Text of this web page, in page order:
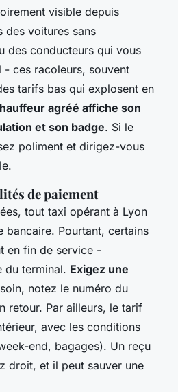
visible depuis
des voitures sans
des conducteurs qui vous
- ces racoleurs, souvent
tarifs bas qui explosent en
agréé affiche son
et son badge. Si le
poliment et dirigez-vous
de paiement
tout taxi opérant à Lyon
bancaire. Pourtant, certains
en fin de service -
du terminal. Exigez une
notez le numéro du
retour. Par ailleurs, le tarif
avec les conditions
end, bagages). Un reçu
droit, et il peut sauver une